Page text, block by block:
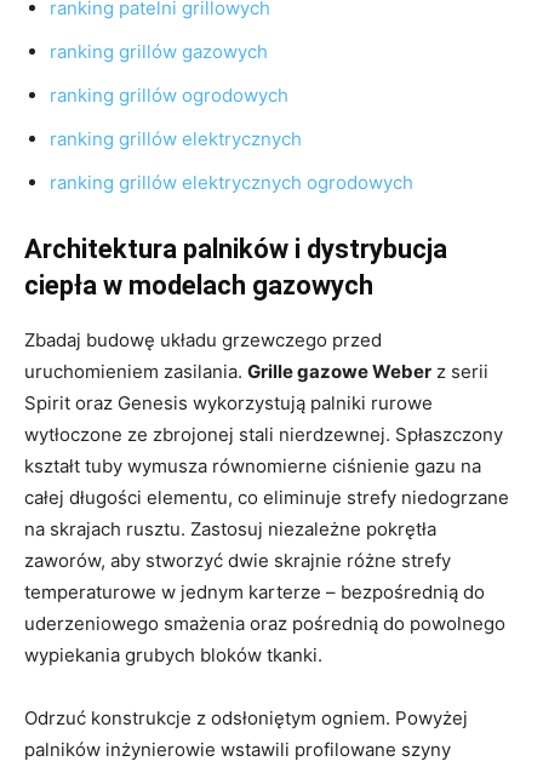
ranking patelni grillowych
ranking grillów gazowych
ranking grillów ogrodowych
ranking grillów elektrycznych
ranking grillów elektrycznych ogrodowych
Architektura palników i dystrybucja
ciepła w modelach gazowych
Zbadaj budowę układu grzewczego przed
uruchomieniem zasilania. Grille gazowe Weber z serii
Spirit oraz Genesis wykorzystują palniki rurowe
wytłoczone ze zbrojonej stali nierdzewnej. Spłaszczony
kształt tuby wymusza równomierne ciśnienie gazu na
całej długości elementu, co eliminuje strefy niedogrzane
na skrajach rusztu. Zastosuj niezależne pokrętła
zaworów, aby stworzyć dwie skrajnie różne strefy
temperaturowe w jednym karterze – bezpośrednią do
uderzeniowego smażenia oraz pośrednią do powolnego
wypiekania grubych bloków tkanki.
Odrzuć konstrukcje z odsłoniętym ogniem. Powyżej
palników inżynierowie wstawili profilowane szyny